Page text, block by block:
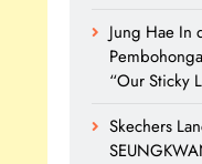
Jung Hae In
“Our Sticky
Skechers